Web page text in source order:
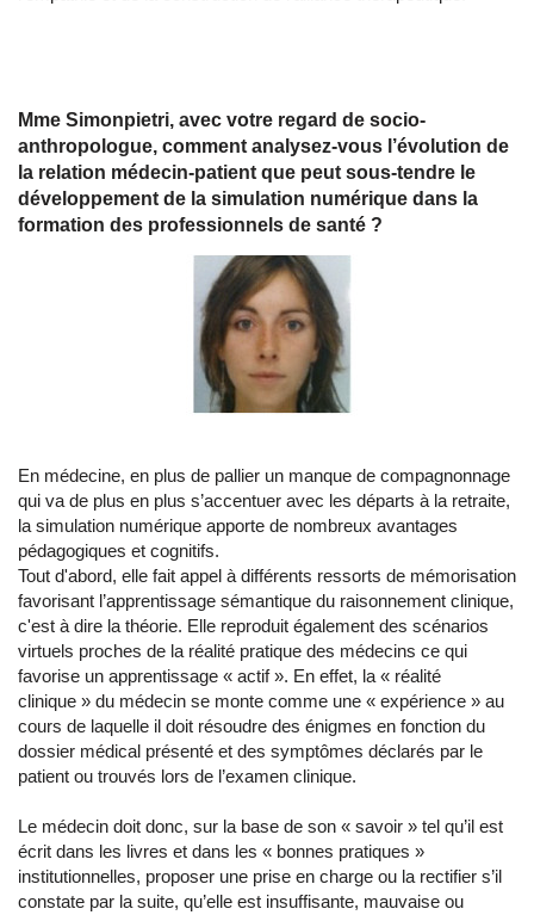
Mme Simonpietri, avec votre regard de socio-
anthropologue, comment analysez-vous l’évolution de
la relation médecin-patient que peut sous-tendre le
développement de la simulation numérique dans la
formation des professionnels de santé ?
En médecine, en plus de pallier un manque de compagnonnage
qui va de plus en plus s’accentuer avec les départs à la retraite,
la simulation numérique apporte de nombreux avantages
pédagogiques et cognitifs.
Tout d'abord, elle fait appel à différents ressorts de mémorisation
favorisant l’apprentissage sémantique du raisonnement clinique,
c'est à dire la théorie. Elle reproduit également des scénarios
virtuels proches de la réalité pratique des médecins ce qui
favorise un apprentissage « actif ». En effet, la « réalité
clinique » du médecin se monte comme une « expérience » au
cours de laquelle il doit résoudre des énigmes en fonction du
dossier médical présenté et des symptômes déclarés par le
patient ou trouvés lors de l’examen clinique.
Le médecin doit donc, sur la base de son « savoir » tel qu’il est
écrit dans les livres et dans les « bonnes pratiques »
institutionnelles, proposer une prise en charge ou la rectifier s’il
constate par la suite, qu’elle est insuffisante, mauvaise ou